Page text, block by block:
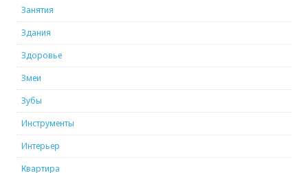
Занятия
Здания
Здоровье
Змеи
Зубы
Инструменты
Интерьер
Квартира